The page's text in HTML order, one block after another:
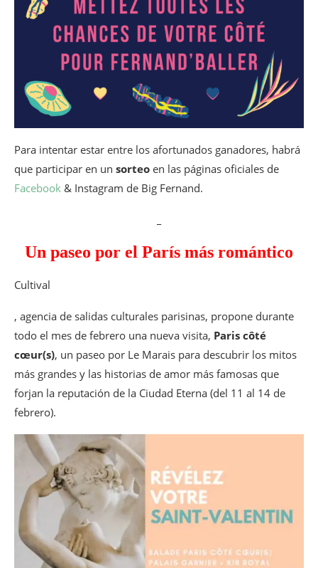
Para intentar estar entre los afortunados ganadores, habrá
que participar en un sorteo en las páginas oficiales de
Facebook & Instagram de Big Fernand.
Un paseo por el París más romántico
Cultival
, agencia de salidas culturales parisinas, propone durante
todo el mes de febrero una nueva visita, Paris côté
cœur(s), un paseo por Le Marais para descubrir los mitos
más grandes y las historias de amor más famosas que
forjan la reputación de la Ciudad Eterna (del 11 al 14 de
febrero).